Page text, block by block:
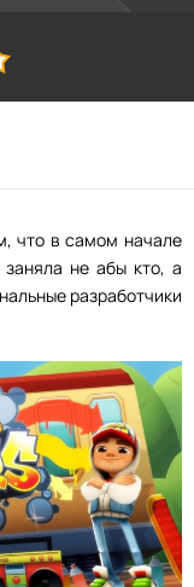
что в самом начале
не абы кто, а
разработчики